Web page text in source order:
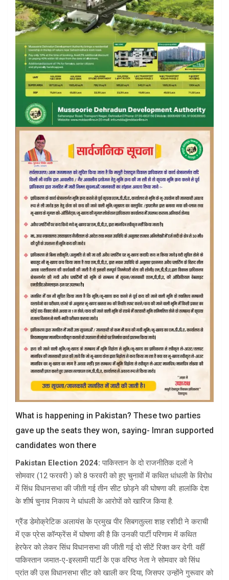
What is happening in Pakistan? These two parties
gave up the seats they won, saying- Imran supported
candidates won there
Pakistan Election 2024: पाकिस्तान के दो राजनीतिक दलों ने
सोमवार (12 फरवरी ) को 8 फरवरी को हुए चुनावों में कथित धांधली के विरोध
में सिंध विधानसभा की जीती गई तीन सीट छोड़ने की घोषणा की. हालांकि देश
के शीर्ष चुनाव निकाय ने धांधली के आरोपों को खारिज किया है.
ग्रैंड डेमोक्रेटिक अलायंस के प्रमुख पीर सिबगतुल्ला शाह रशीदी ने कराची
में एक प्रेस कॉन्फ्रेंस में घोषणा की है कि उनकी पार्टी परिणाम में कथित
हेरफेर को लेकर सिंध विधानसभा की जीती गई दो सीटें रिक्त कर देगी. वहीं
पाकिस्तान जमात-ए-इस्लामी पार्टी के एक वरिष्ठ नेता ने सोमवार को सिंध
प्रांत की उस विधानसभा सीट को खाली कर दिया, जिसपर उन्होंने गुरूवार को